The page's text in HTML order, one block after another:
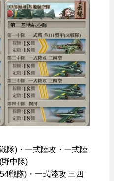
隊)・一式陸攻・一式陸
野中隊)
戦隊)・一式陸攻 三四